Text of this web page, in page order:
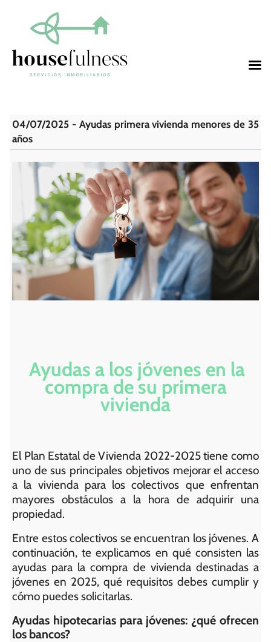
04/07/2025 - Ayudas primera vivienda menores de 35
años
Ayudas a los jóvenes en la
compra de su primera
vivienda
El Plan Estatal de Vivienda 2022-2025 tiene como
uno de sus principales objetivos mejorar el acceso
a la vivienda para los colectivos que enfrentan
mayores obstáculos a la hora de adquirir una
propiedad.
Entre estos colectivos se encuentran los jóvenes. A
continuación, te explicamos en qué consisten las
ayudas para la compra de vivienda destinadas a
jóvenes en 2025, qué requisitos debes cumplir y
cómo puedes solicitarlas.
Ayudas hipotecarias para jóvenes: ¿qué ofrecen
los bancos?